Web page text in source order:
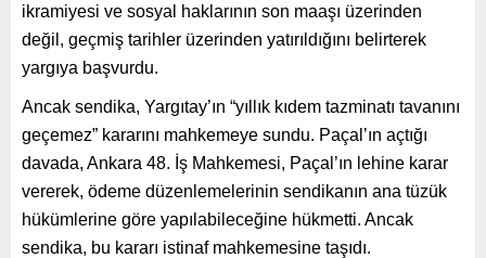
ikramiyesi ve sosyal haklarının son maaşı üzerinden
değil, geçmiş tarihler üzerinden yatırıldığını belirterek
yargıya başvurdu.
Ancak sendika, Yargıtay’ın “yıllık kıdem tazminatı tavanını
geçemez” kararını mahkemeye sundu. Paçal’ın açtığı
davada, Ankara 48. İş Mahkemesi, Paçal’ın lehine karar
vererek, ödeme düzenlemelerinin sendikanın ana tüzük
hükümlerine göre yapılabileceğine hükmetti. Ancak
sendika, bu kararı istinaf mahkemesine taşıdı.